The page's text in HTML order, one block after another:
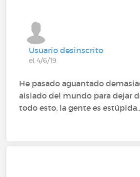
Usuario desinscrito
el 4/6/19
He pasado aguantado
aislado del mundo para dejar
todo esto, la gente es